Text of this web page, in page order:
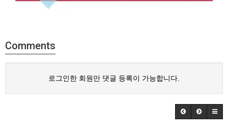
Comments
로그인한 회원만 댓글 등록이 가능합니다.